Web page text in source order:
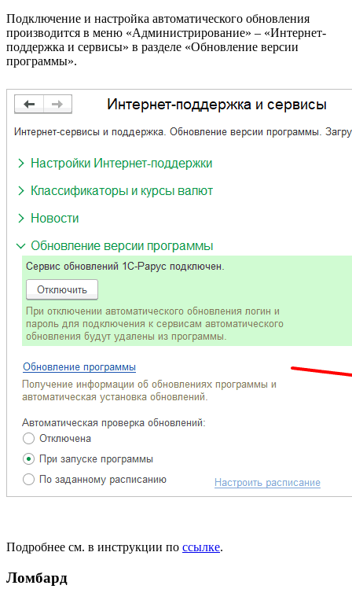
Подключение и настройка автоматического обновления
производится в меню «Администрирование» – «Интернет-
поддержка и сервисы» в разделе «Обновление версии
программы».
Подробнее см. в инструкции по ссылке.
Ломбард